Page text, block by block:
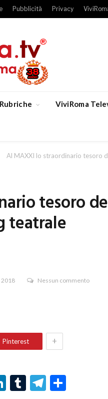
Pubblicità Privacy
ViviRoma
Al MAXXI lo straordinario tesoro
tesoro
teatrale
2018 Nessun commento
Pinterest +
LinkedIn
TumblrTelegram